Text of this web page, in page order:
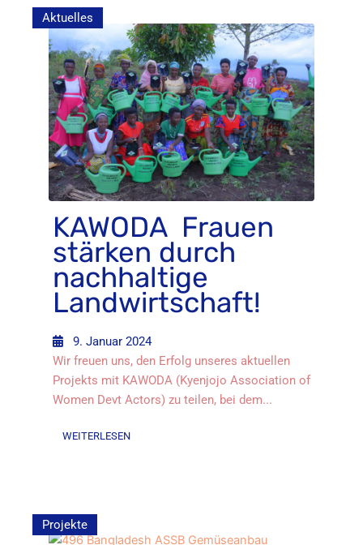
Aktuelles
KAWODA Frauen
stärken durch
nachhaltige
Landwirtschaft!
9. Januar 2024
Wir freuen uns, den Erfolg unseres aktuellen
Projekts mit KAWODA (Kyenjojo Association of
Women Devt Actors) zu teilen, bei dem...
WEITERLESEN
Projekte